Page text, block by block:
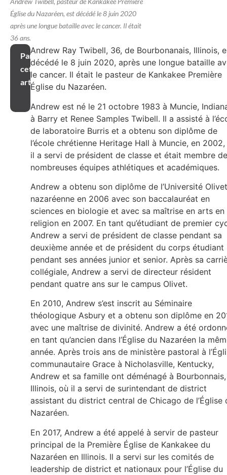
Église du Nazaréen, est décédé le 8 juin 2020
après une longue bataille avec le cancer. Il était
36 ans.
Partager
cet
article
Andrew Ray Twibell, 36, de Bourbonanais, Illinois,
décédé le 8 juin 2020, après une longue bataille
le cancer. Il était le pasteur de Kankakee Première
Église du Nazaréen.
Andrew est né le 21 octobre 1983 à Muncie,
à Barry et Renee Samples Twibell. Il a assisté à
de laboratoire Burris et a obtenu son diplôme de
l’école chrétienne Heritage Hall à Muncie, en
il a servi de président de classe et était membre de
nombreuses équipes athlétiques et académiques.
Andrew a obtenu son diplôme de l’Université Olivet
nazaréenne en 2006 avec son baccalauréat en
sciences en biologie et avec sa maîtrise en arts en
religion en 2007. En tant qu’étudiant de premier
Andrew a servi de président de classe pendant sa
deuxième année et de président du corps étudiant
pendant ses années junior et senior. Après sa
collégiale, Andrew a servi de directeur résident
pendant quatre ans sur le campus Olivet.
En 2010, Andrew s’est inscrit au Séminaire
théologique Asbury et a obtenu son diplôme en
avec une maîtrise de divinité. Andrew a été
en tant qu’ancien dans l’Église du Nazaréen la
année. Après trois ans de ministère pastoral à
communautaire Grace à Nicholasville, Kentucky,
Andrew et sa famille ont déménagé à Bourbonnais,
Illinois, où il a servi de surintendant de district
assistant du district central de Chicago de l’Église
Nazaréen.
En 2017, Andrew a été appelé à servir de pasteur
principal de la Première Église de Kankakee du
Nazaréen en Illinois. Il a servi sur les comités de
leadership de district et nationaux pour l’Église du